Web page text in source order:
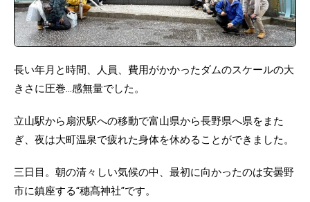
長い年月と時間、人員、費用がかかったダムのスケールの大
きさに圧巻…感無量でした。
立山駅から扇沢駅への移動で富山県から長野県へ県をまた
ぎ、夜は大町温泉で疲れた身体を休めることができました。
三日目。朝の清々しい気候の中、最初に向かったのは安曇野
市に鎮座する“穗髙神社”です。